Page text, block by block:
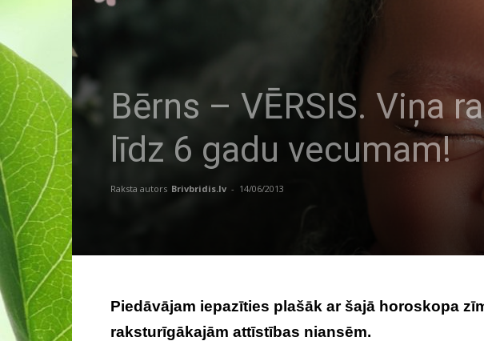
Bērns – VĒRSIS. Viņa
līdz 6 gadu vecumam!
Raksta autors Brivbridis.lv - 14/06/2013
Piedāvājam iepazīties plašāk ar šajā horoskopa
raksturīgākajām attīstības niansēm.